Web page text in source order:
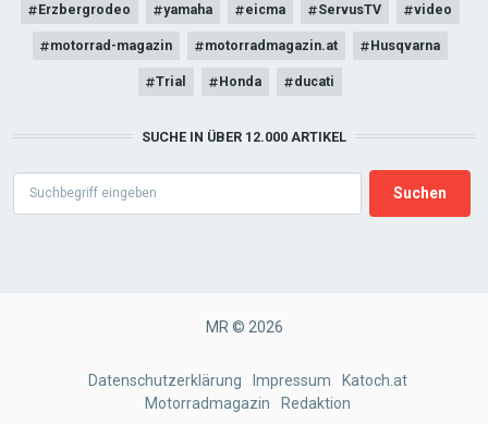
Erzbergrodeo yamaha eicma ServusTV video
motorrad-magazin motorradmagazin.at Husqvarna
Trial Honda ducati
SUCHE IN ÜBER 12.000 ARTIKEL
MR © 2026
Datenschutzerklärung Impressum
Katoch.at
Motorradmagazin
Redaktion